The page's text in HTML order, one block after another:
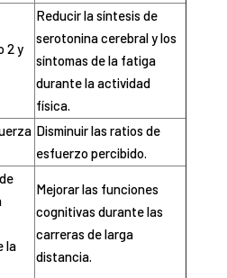
2 y
Reducir la síntesis de
serotonina cerebral y los
síntomas de la fatiga
durante la actividad
física.
Disminuir las ratios de
esfuerzo percibido.
la
Mejorar las funciones
cognitivas durante las
carreras de larga
distancia.